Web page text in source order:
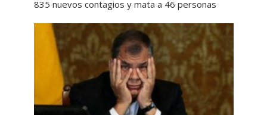
835 nuevos contagios y mata a 46 personas